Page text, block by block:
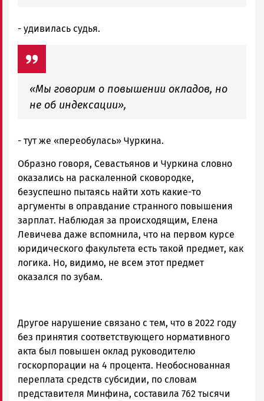
- удивилась судья.
«Мы говорим о повышении окладов, но
не об индексации»,
- тут же «переобулась» Чуркина.
Образно говоря, Севастьянов и Чуркина словно
оказались на раскаленной сковородке,
безуспешно пытаясь найти хоть какие-то
аргументы в оправдание странного повышения
зарплат. Наблюдая за происходящим, Елена
Левичева даже вспомнила, что на первом курсе
юридического факультета есть такой предмет, как
логика. Но, видимо, не всем этот предмет
оказался по зубам.
Другое нарушение связано с тем, что в 2022 году
без принятия соответствующего нормативного
акта был повышен оклад руководителю
госкорпорации на 4 процента. Необоснованная
переплата средств субсидии, по словам
представителя Минфина, составила 762 тысячи